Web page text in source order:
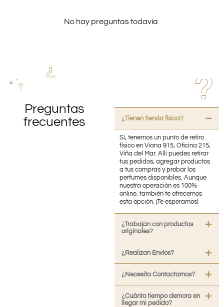
No hay preguntas todavía
Preguntas
frecuentes
¿Tienen tienda fisica?
Sí, tenemos un punto de retiro
físico en Viana 915, Oficina 215,
Viña del Mar. Allí puedes retirar
tus pedidos, agregar productos
a tus compras y probar los
perfumes disponibles. Aunque
nuestra operación es 100%
online, también te ofrecemos
esta opción. ¡Te esperamos!
¿Trabajan con productos
originales?
¿Realizan Envíos?
¿Necesita Contactarnos?
¿Cuánto tiempo demora en
llegar mi pedido?